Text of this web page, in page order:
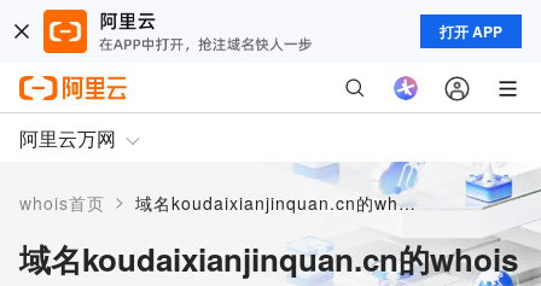
打开 APP
阿里云万网
whois首页 > 域名koudaixianjinquan.cn的whois信息
域名koudaixianjinquan.cn的whois